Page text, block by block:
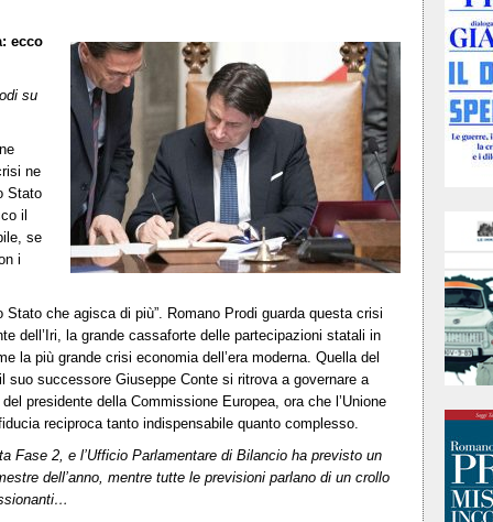
ecco
su
ne
Stato
il
se
i
che agisca di più”. Romano Prodi guarda questa crisi
dell’Iri, la grande cassaforte delle partecipazioni statali in
la più grande crisi economia dell’era moderna. Quella del
suo successore Giuseppe Conte si ritrova a governare a
presidente della Commissione Europea, ora che l’Unione
reciproca tanto indispensabile quanto complesso.
Fase 2, e l’Ufficio Parlamentare di Bilancio ha previsto un
dell’anno, mentre tutte le previsioni parlano di un crollo